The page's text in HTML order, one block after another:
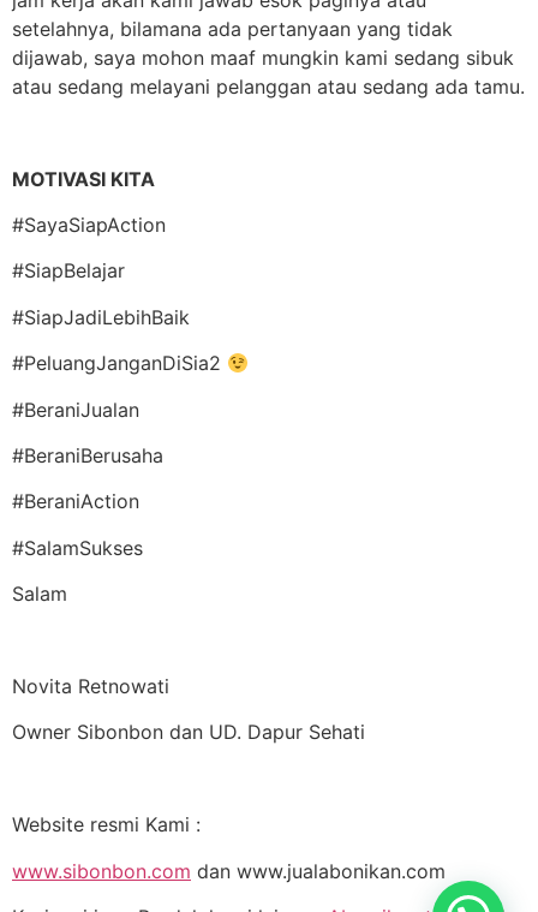
setelahnya, bilamana ada pertanyaan yang tidak
dijawab, saya mohon maaf mungkin kami sedang sibuk
atau sedang melayani pelanggan atau sedang ada tamu.
MOTIVASI KITA
#SayaSiapAction
#SiapBelajar
#SiapJadiLebihBaik
#PeluangJanganDiSia2
#BeraniJualan
#BeraniBerusaha
#BeraniAction
#SalamSukses
Salam
Novita Retnowati
Owner Sibonbon dan UD. Dapur Sehati
Website resmi Kami :
www.sibonbon.com dan www.jualabonikan.com